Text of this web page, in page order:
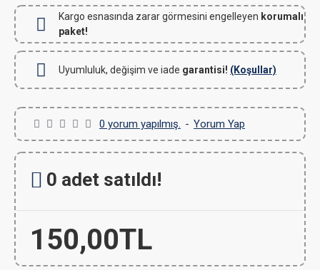
Kargo esnasında zarar görmesini engelleyen korumalı
paket!
Uyumluluk, değişim ve iade garantisi! (Koşullar)
0 yorum yapılmış. - Yorum Yap
150,00TL
0 adet satıldı!